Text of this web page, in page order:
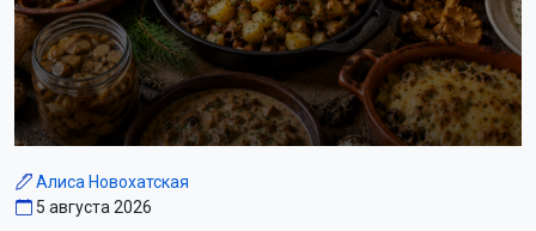
Алиса Новохатская
5 августа 2026